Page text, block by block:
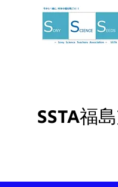
SSTA福